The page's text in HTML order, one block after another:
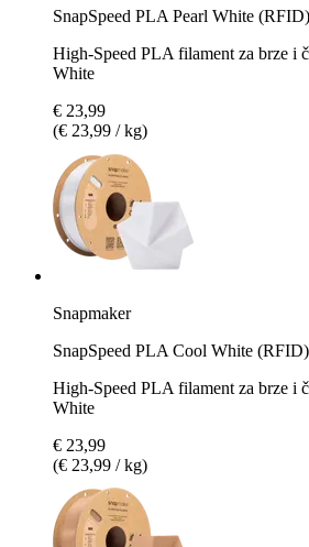
SnapSpeed PLA Pearl White (RFID)
High-Speed PLA filament za brze i
White
€ 23,99
(€ 23,99 / kg)
Snapmaker
SnapSpeed PLA Cool White (RFID)
High-Speed PLA filament za brze i
White
€ 23,99
(€ 23,99 / kg)